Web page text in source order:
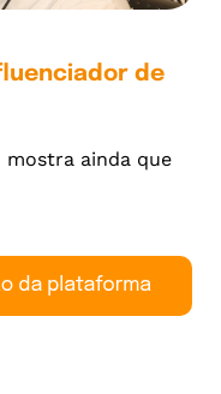
de
mostra ainda que